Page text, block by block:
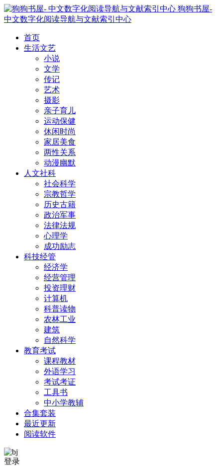
狗狗书屋-
中文数字化阅读导航与文献索引中心
首页
生活文艺
小说
文学
传记
艺术
摄影
亲子育儿
运动保健
休闲时尚
家居美食
两性关系
动漫幽默
人文社科
社会科学
宗教哲学
历史古籍
政治军事
法律法规
心理学
成功励志
科技经管
经济学
经营管理
投资理财
计算机
科普读物
农林工业
建筑
自然科学
教育考试
课程教材
外语学习
考试考证
工具书
中小学教辅
合集套装
最近更新
阅读软件
登录